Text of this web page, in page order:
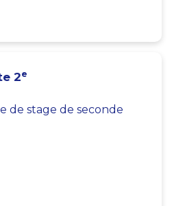
2e
de stage de seconde